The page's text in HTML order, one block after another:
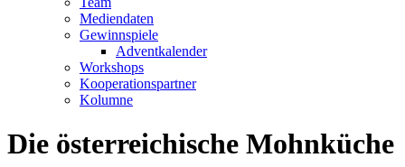
Mediendaten
Gewinnspiele
Adventkalender
Workshops
Kooperationspartner
Kolumne
Die österreichische Mohnküche